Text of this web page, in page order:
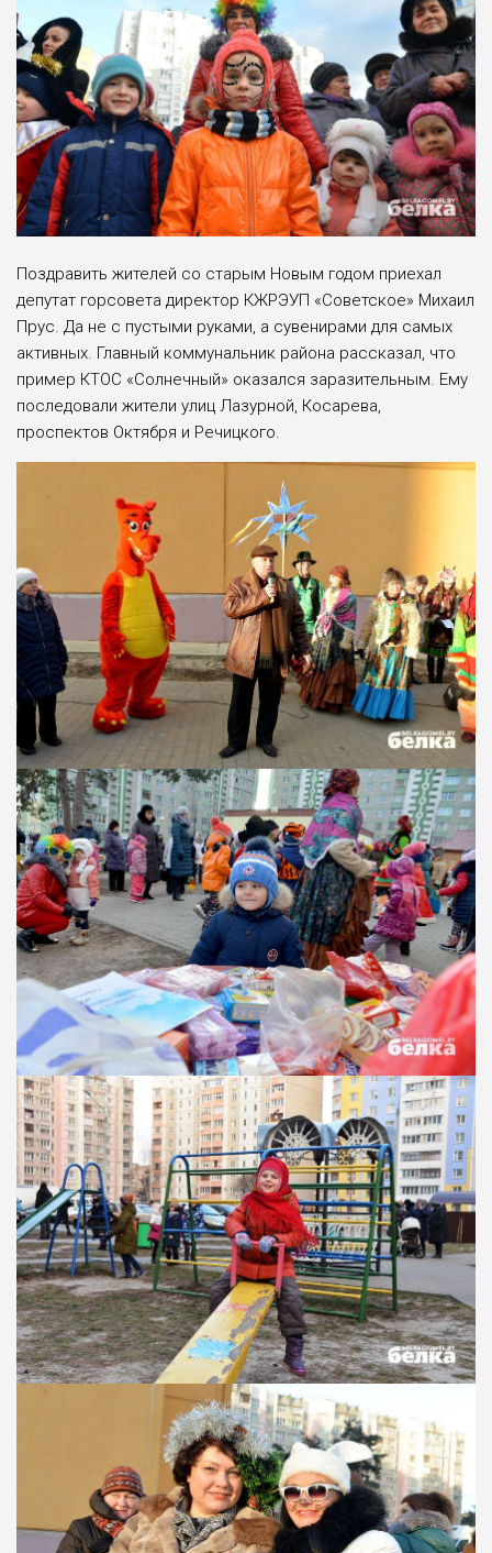
Поздравить жителей со старым Новым годом приехал
депутат горсовета директор КЖРЭУП «Советское» Михаил
Прус. Да не с пустыми руками, а сувенирами для самых
активных. Главный коммунальник района рассказал, что
пример КТОС «Солнечный» оказался заразительным. Ему
последовали жители улиц Лазурной, Косарева,
проспектов Октября и Речицкого.